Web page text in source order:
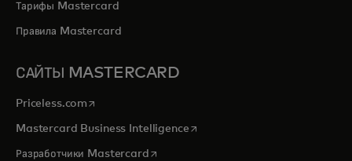
Тарифы Mastercard
Правила Mastercard
САЙТЫ MASTERCARD
Priceless.com opens in a new tab
Mastercard Business Intelligenceopens in a new tab
Разработчики Mastercardopens in a new tab